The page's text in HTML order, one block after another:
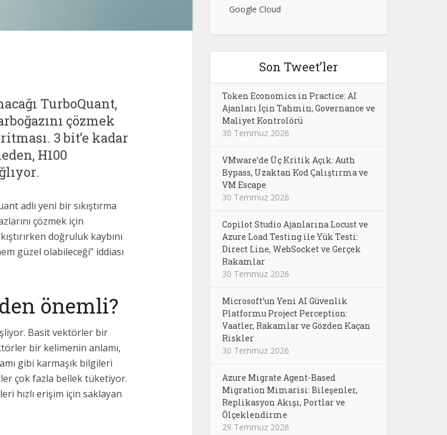
TurboQuant,
çözmek
3 bit’e kadar
H100
adlı yeni bir sıkıştırma
çözmek için
doğruluk kaybını
güzel olabileceği” iddiası
önemli?
Basit vektörler bir
bir kelimenin anlamı,
gibi karmaşık bilgileri
çok fazla bellek tüketiyor.
hızlı erişim için saklayan
Google Cloud
Son Tweet’ler
Token Economics in Practice: AI
Ajanları İçin Tahmin, Governance ve
Maliyet Kontrolörü
30 Temmuz 2026
VMware’de Üç Kritik Açık: Auth
Bypass, Uzaktan Kod Çalıştırma ve
VM Escape
30 Temmuz 2026
Copilot Studio Ajanlarına Locust ve
Azure Load Testing ile Yük Testi:
Direct Line, WebSocket ve Gerçek
Rakamlar
30 Temmuz 2026
Microsoft’un Yeni AI Güvenlik
Platformu Project Perception:
Vaatler, Rakamlar ve Gözden Kaçan
Riskler
30 Temmuz 2026
Azure Migrate Agent-Based
Migration Mimarisi: Bileşenler,
Replikasyon Akışı, Portlar ve
Ölçeklendirme
29 Temmuz 2026